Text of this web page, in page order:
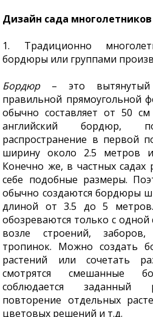
Дизайн сада многолетников
1. Традиционно
бордюры или группами
Бордюр
– это
правильной
обычно составляет от 50
английский бордюр,
распространение в первой
ширину около 2.5 метров
Конечно же, в частных
себе подобные размеры.
обычно создаются бордюры
длиной от 3.5 до 5
обозреваются только с
возле строений,
тропинок. Можно создать
растений или сочетать
смотрятся смешанные
соблюдается заданный
повторение отдельных
цветовых решений и т.д.